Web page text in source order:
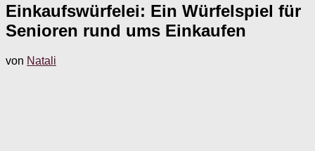
Einkaufswürfelei: Ein Würfelspiel für
Senioren rund ums Einkaufen
von Natali